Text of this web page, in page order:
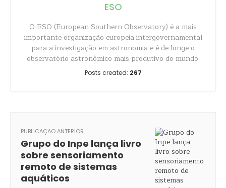
ESO
O ESO (European Southern Observatory) é a mais
importante organização europeia intergovernamental
para a investigação em astronomia e é de longe o
observatório astronômico mais produtivo do mundo.
Posts created: 267
PUBLICAÇÃO ANTERIOR
Grupo do Inpe lança livro
sobre sensoriamento
remoto de sistemas
aquáticos